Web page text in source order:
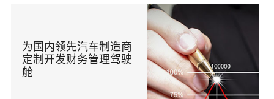
为国内领先汽车制造商
定制开发财务管理驾驶
舱